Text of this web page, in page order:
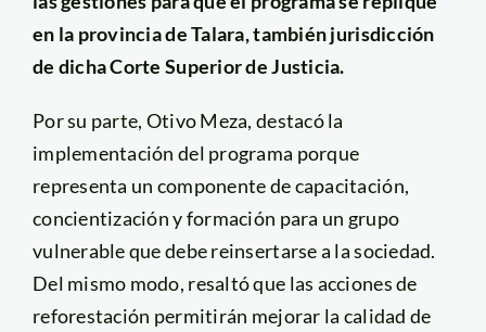
en la provincia de Talara, también jurisdicción
de dicha Corte Superior de Justicia.
Por su parte, Otivo Meza, destacó la
implementación del programa porque
representa un componente de capacitación,
concientización y formación para un grupo
vulnerable que debe reinsertarse a la sociedad.
Del mismo modo, resaltó que las acciones de
reforestación permitirán mejorar la calidad de